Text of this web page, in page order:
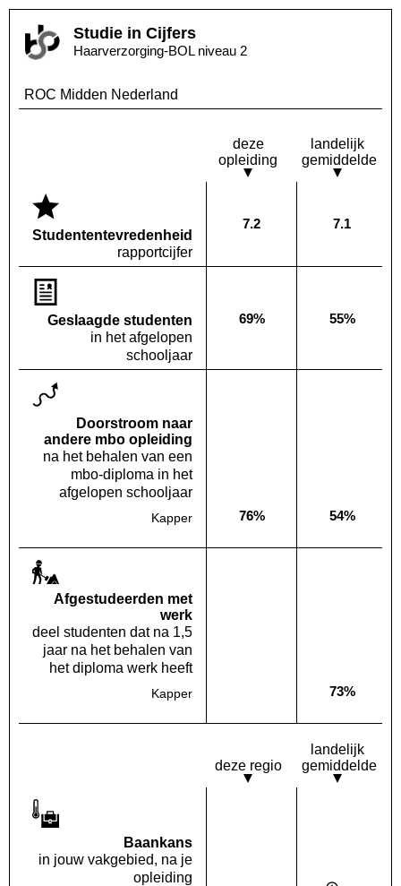
Studie in Cijfers
Haarverzorging-BOL niveau 2
ROC Midden Nederland
deze
opleiding
landelijk
gemiddelde
Studenten­tevredenheid
rapportcijfer
Deze opleiding:
7.2 Landelijk
7.1
Geslaagde studenten
in het afgelopen
schooljaar
Deze opleiding:
69% Landelijk
55%
Doorstroom naar
andere mbo opleiding
na het behalen van een
mbo-diploma in het
afgelopen schooljaar
Kapper Deze opleiding:
76% Landelijk
54%
Af­gestudeerden met
werk
deel studenten dat na 1,5
jaar na het behalen van
het diploma werk heeft
Kapper Deze opleiding:
Geen waarde bekendLandelijk
73%
deze regio
landelijk
gemiddelde
Baankans
in jouw vakgebied, na je
opleiding